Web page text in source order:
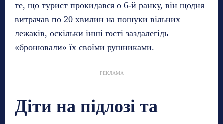
те, що турист прокидався о 6-й ранку, він щодня
витрачав по 20 хвилин на пошуки вільних
лежаків, оскільки інші гості заздалегідь
«бронювали» їх своїми рушниками.
РЕКЛАМА
Діти на підлозі та